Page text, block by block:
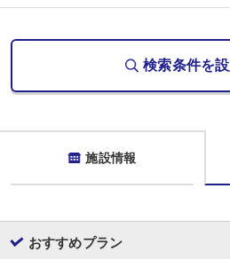
検索条件を
施設情報
おすすめプラン